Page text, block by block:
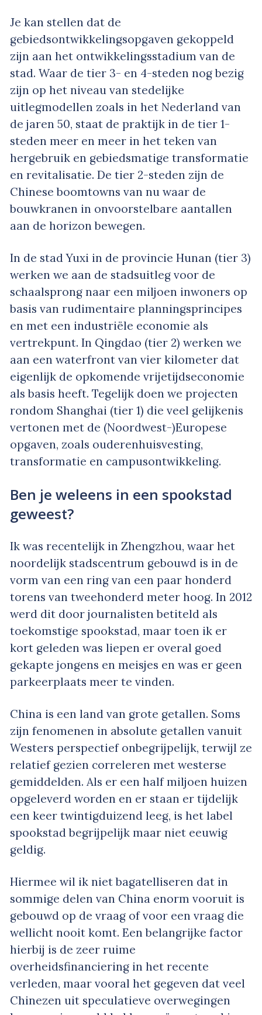
Je kan stellen dat de
gebiedsontwikkelingsopgaven gekoppeld
zijn aan het ontwikkelingsstadium van de
stad. Waar de tier 3- en 4-steden nog bezig
zijn op het niveau van stedelijke
uitlegmodellen zoals in het Nederland van
de jaren 50, staat de praktijk in de tier 1-
steden meer en meer in het teken van
hergebruik en gebiedsmatige transformatie
en revitalisatie. De tier 2-steden zijn de
Chinese boomtowns van nu waar de
bouwkranen in onvoorstelbare aantallen
aan de horizon bewegen.
In de stad Yuxi in de provincie Hunan (tier 3)
werken we aan de stadsuitleg voor de
schaalsprong naar een miljoen inwoners op
basis van rudimentaire planningsprincipes
en met een industriële economie als
vertrekpunt. In Qingdao (tier 2) werken we
aan een waterfront van vier kilometer dat
eigenlijk de opkomende vrijetijdseconomie
als basis heeft. Tegelijk doen we projecten
rondom Shanghai (tier 1) die veel gelijkenis
vertonen met de (Noordwest-)Europese
opgaven, zoals ouderenhuisvesting,
transformatie en campusontwikkeling.
Ben je weleens in een spookstad
geweest?
Ik was recentelijk in Zhengzhou, waar het
noordelijk stadscentrum gebouwd is in de
vorm van een ring van een paar honderd
torens van tweehonderd meter hoog. In 2012
werd dit door journalisten betiteld als
toekomstige spookstad, maar toen ik er
kort geleden was liepen er overal goed
gekapte jongens en meisjes en was er geen
parkeerplaats meer te vinden.
China is een land van grote getallen. Soms
zijn fenomenen in absolute getallen vanuit
Westers perspectief onbegrijpelijk, terwijl ze
relatief gezien correleren met westerse
gemiddelden. Als er een half miljoen huizen
opgeleverd worden en er staan er tijdelijk
een keer twintigduizend leeg, is het label
spookstad begrijpelijk maar niet eeuwig
geldig.
Hiermee wil ik niet bagatelliseren dat in
sommige delen van China enorm vooruit is
gebouwd op de vraag of voor een vraag die
wellicht nooit komt. Een belangrijke factor
hierbij is de zeer ruime
overheidsfinanciering in het recente
verleden, maar vooral het gegeven dat veel
Chinezen uit speculatieve overwegingen